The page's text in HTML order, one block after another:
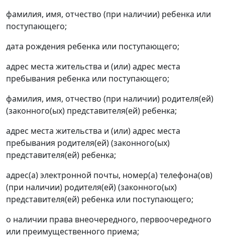
фамилия, имя, отчество (при наличии) ребенка или
поступающего;
дата рождения ребенка или поступающего;
адрес места жительства и (или) адрес места
пребывания ребенка или поступающего;
фамилия, имя, отчество (при наличии) родителя(ей)
(законного(ых) представителя(ей) ребенка;
адрес места жительства и (или) адрес места
пребывания родителя(ей) (законного(ых)
представителя(ей) ребенка;
адрес(а) электронной почты, номер(а) телефона(ов)
(при наличии) родителя(ей) (законного(ых)
представителя(ей) ребенка или поступающего;
о наличии права внеочередного, первоочередного
или преимущественного приема;